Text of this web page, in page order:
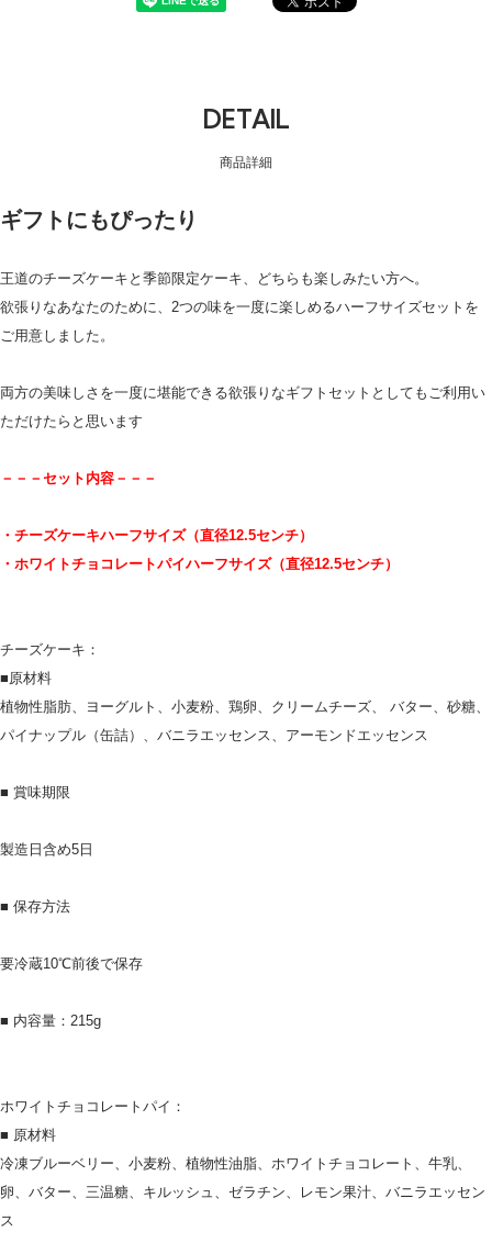
DETAIL
商品詳細
ギフトにもぴったり
王道のチーズケーキと季節限定ケーキ、どちらも楽しみたい方へ。
欲張りなあなたのために、2つの味を一度に楽しめるハーフサイズセットを
ご用意しました。
両方の美味しさを一度に堪能できる欲張りなギフトセットとしてもご利用い
ただけたらと思います
－－－セット内容－－－
・チーズケーキハーフサイズ（直径12.5センチ）
・ホワイトチョコレートパイハーフサイズ（直径12.5センチ）
チーズケーキ：
■原材料
植物性脂肪、ヨーグルト、小麦粉、鶏卵、クリームチーズ、 バター、砂糖、
パイナップル（缶詰）、バニラエッセンス、アーモンドエッセンス
■ 賞味期限
製造日含め5日
■ 保存方法
要冷蔵10℃前後で保存
■ 内容量：215g
ホワイトチョコレートパイ：
■ 原材料
冷凍ブルーベリー、小麦粉、植物性油脂、ホワイトチョコレート、牛乳、
卵、バター、三温糖、キルッシュ、ゼラチン、レモン果汁、バニラエッセン
ス